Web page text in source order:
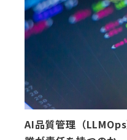
AI品質管理（LLMOps